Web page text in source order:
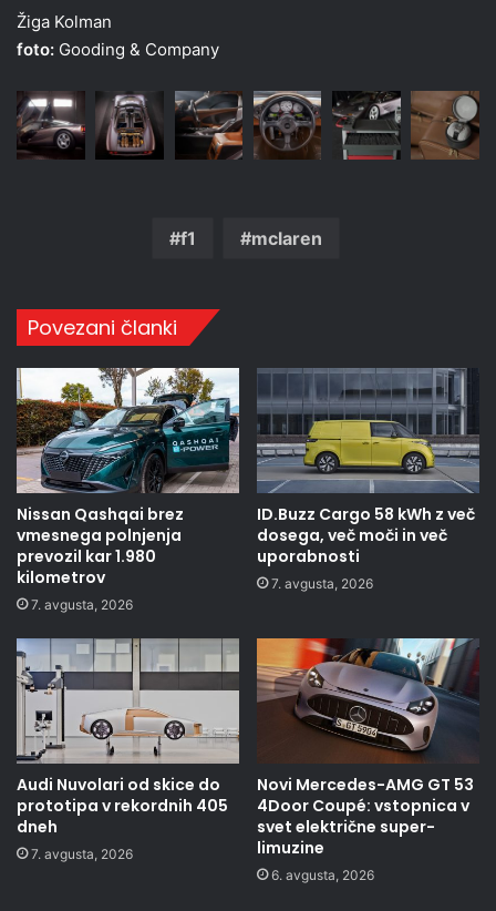
Žiga Kolman
foto: Gooding & Company
f1 mclaren
Povezani članki
Nissan Qashqai brez
vmesnega polnjenja
prevozil kar 1.980
kilometrov
7. avgusta, 2026
ID.Buzz Cargo 58 kWh z več
dosega, več moči in več
uporabnosti
7. avgusta, 2026
Audi Nuvolari od skice do
prototipa v rekordnih 405
dneh
7. avgusta, 2026
Novi Mercedes-AMG GT 53
4Door Coupé: vstopnica v
svet električne super-
limuzine
6. avgusta, 2026